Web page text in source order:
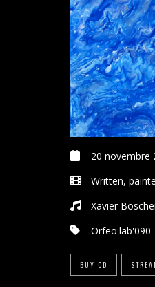
20 novembre
Written,
Xavier
Orfeo'lab'090
BUY CD